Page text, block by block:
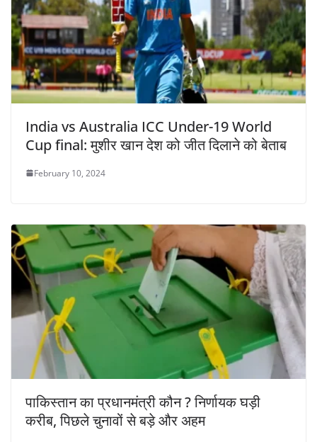
India vs Australia ICC Under-19 World
Cup final: मुशीर खान देश को जीत दिलाने को बेताब
February 10, 2024
पाकिस्तान का प्रधानमंत्री कौन ? निर्णायक घड़ी
करीब, पिछले चुनावों से बड़े और अहम